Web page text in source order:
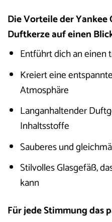
Die Vorteile der Yankee
Duftkerze auf einen
Entführt dich an einen
Kreiert eine
Atmosphäre
Langanhaltender
Inhaltsstoffe
Sauberes und
Stilvolles Glasgefäß,
kann
Für jede Stimmung das